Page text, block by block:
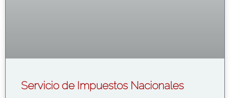
Servicio de Impuestos Nacionales